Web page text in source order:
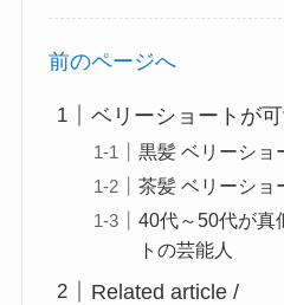
前のページへ
ベリーショートが
黒髪 ベリーショ
茶髪 ベリーショ
40代～50代が真
トの芸能人
Related article /